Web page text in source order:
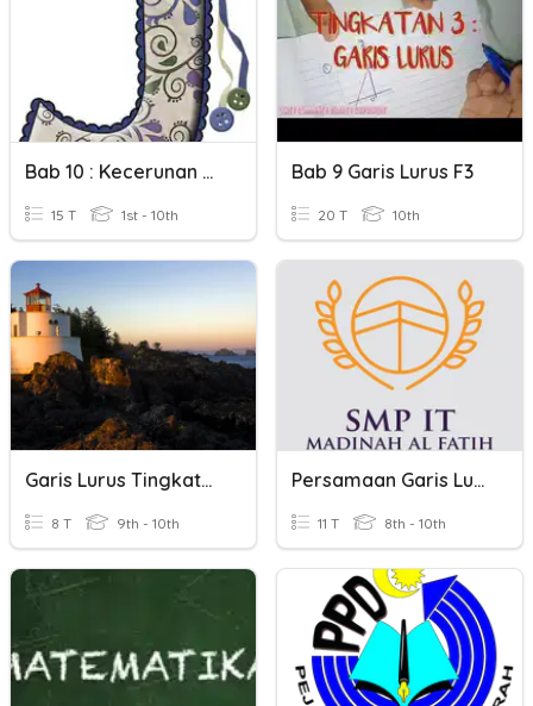
Bab 10 : Kecerunan Garis Lurus (Tingkatan 2)
15 T 1st - 10th
Bab 9 Garis Lurus F3
20 T 10th
Garis Lurus Tingkatan 3
8 T 9th - 10th
Persamaan Garis Lurus Part 2
11 T 8th - 10th